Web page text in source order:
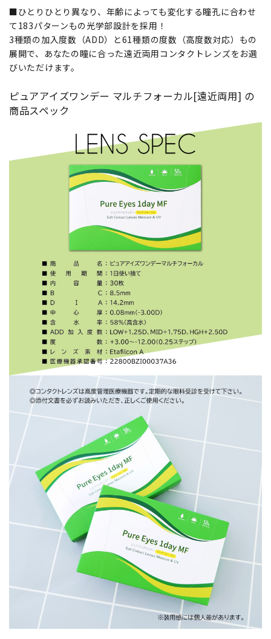
■ひとりひとり異なり、年齢によっても変化する瞳孔に合わせ
て183パターンもの光学部設計を採用！
3種類の加入度数（ADD）と61種類の度数（高度数対応）もの
展開で、あなたの瞳に合った遠近両用コンタクトレンズをお選
びいただけます。
ピュアアイズワンデー マルチフォーカル[遠近両用] の
商品スペック